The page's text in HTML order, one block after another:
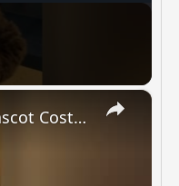
×
Soldier Surprises Stepdaughter With Homecoming In Otter Mascot Costume | Happily TV